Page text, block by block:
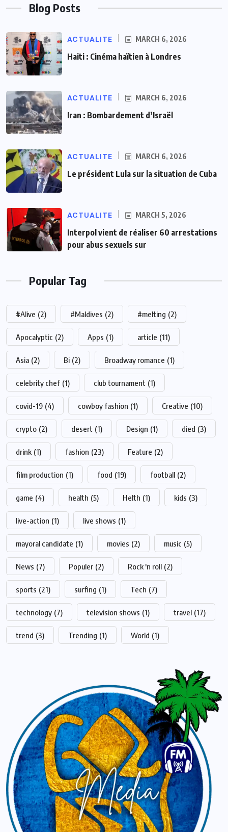
Blog Posts
ACTUALITE MARCH 6, 2026
Haiti : Cinéma haïtien à Londres
ACTUALITE MARCH 6, 2026
Iran : Bombardement d’Israël
ACTUALITE MARCH 6, 2026
Le président Lula sur la situation de Cuba
ACTUALITE MARCH 5, 2026
Interpol vient de réaliser 60 arrestations
pour abus sexuels sur
Popular Tag
#Alive (2) #Maldives (2) #melting (2)
Apocalyptic (2) Apps (1) article (11)
Asia (2) Bi (2) Broadway romance (1)
celebrity chef (1) club tournament (1)
covid-19 (4) cowboy fashion (1) Creative (10)
crypto (2) desert (1) Design (1) died (3)
drink (1) fashion (23) Feature (2)
film production (1) food (19) football (2)
game (4) health (5) Helth (1) kids (3)
live-action (1) live shows (1)
mayoral candidate (1) movies (2) music (5)
News (7) Populer (2) Rock 'n roll (2)
sports (21) surfing (1) Tech (7)
technology (7) television shows (1) travel (17)
trend (3) Trending (1) World (1)